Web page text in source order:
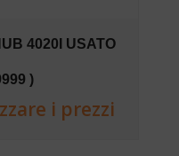
4020I USATO
)
i prezzi